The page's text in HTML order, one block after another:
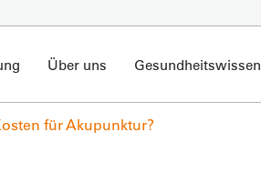
Über uns Gesundheitswissen
für Akupunktur?